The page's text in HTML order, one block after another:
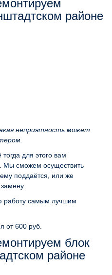
районе
неприятность может
для этого вам
Мы сможем осуществить
поддаётся, или же
работу самым лучшим
от 600 руб.
блок
районе